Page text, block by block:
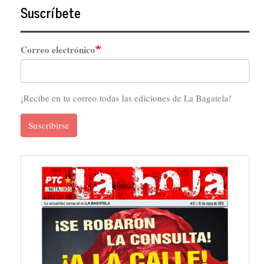
Suscríbete
Correo electrónico
¡Recibe en tu correo todas las ediciones de La Bagatela!
Suscribirse